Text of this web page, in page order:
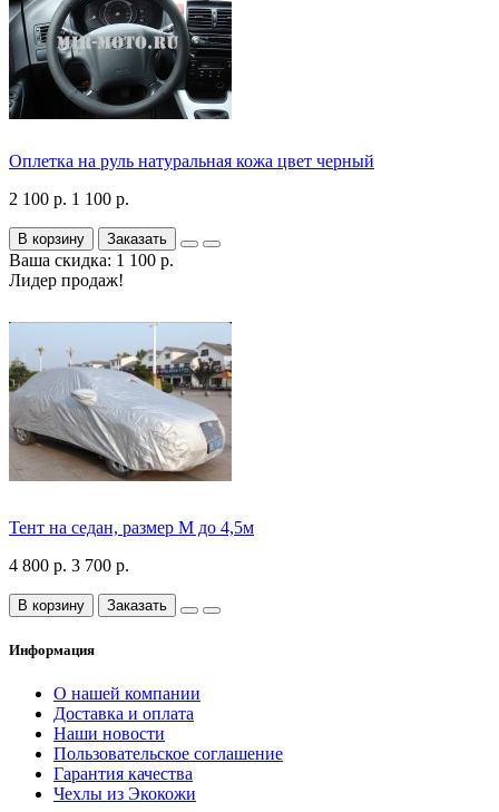
Оплетка на руль натуральная кожа цвет черный
2 100 р. 1 100 р.
В корзину Заказать
Ваша скидка: 1 100 р.
Лидер продаж!
Тент на седан, размер М до 4,5м
4 800 р. 3 700 р.
В корзину Заказать
Информация
О нашей компании
Доставка и оплата
Наши новости
Пользовательское соглашение
Гарантия качества
Чехлы из Экокожи